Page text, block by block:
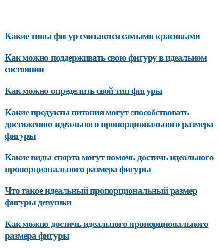
Какие типы фигур считаются самыми красивыми
Как можно поддерживать свою фигуру в идеальном
состоянии
Как можно определить свой тип фигуры
Какие продукты питания могут способствовать
достижению идеального пропорционального размера
фигуры
Какие виды спорта могут помочь достичь идеального
пропорционального размера фигуры
Что такое идеальный пропорциональный размер
фигуры девушки
Как можно достичь идеального пропорционального
размера фигуры